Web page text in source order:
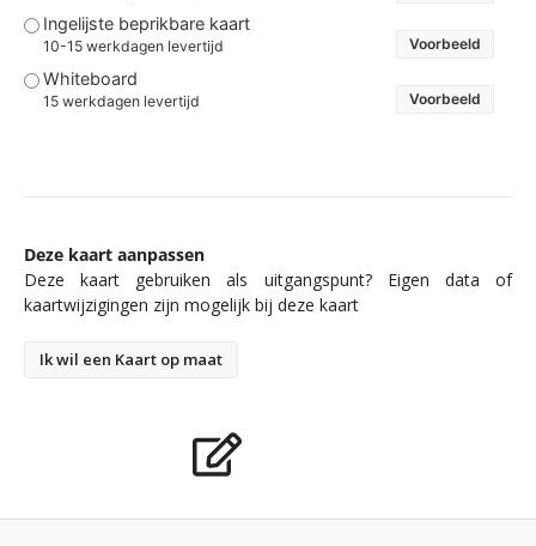
Ingelijste beprikbare kaart
10-15 werkdagen levertijd Voorbeeld
Whiteboard
15 werkdagen levertijd Voorbeeld
Deze kaart aanpassen
Deze kaart gebruiken als uitgangspunt? Eigen data of
kaartwijzigingen zijn mogelijk bij deze kaart
Ik wil een Kaart op maat